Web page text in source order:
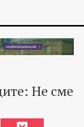
Не сме